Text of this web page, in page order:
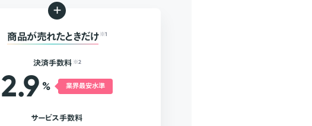
+
商品が売れたときだけ ※1
決済手数料 ※2
2.9 % 業界最安水準
サービス手数料